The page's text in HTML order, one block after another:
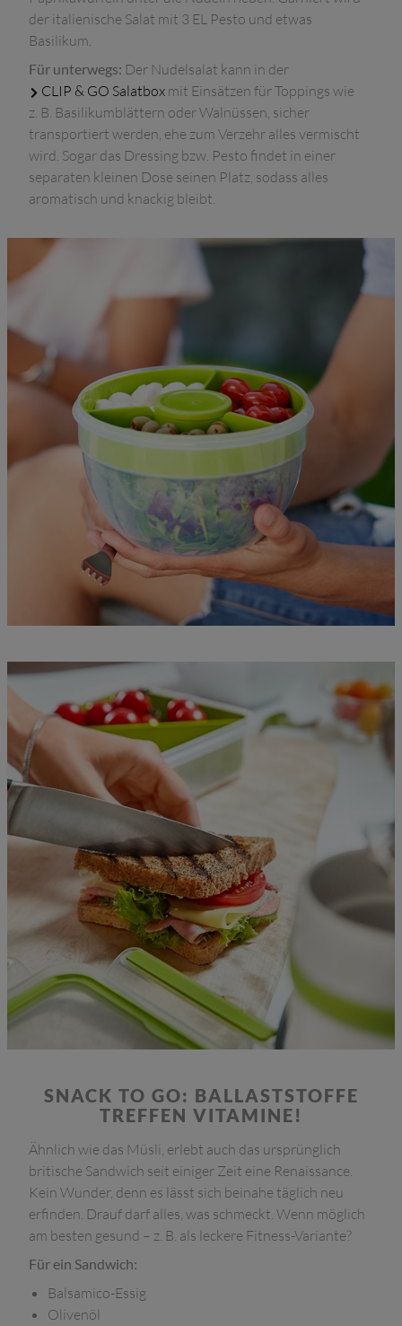
der italienische Salat mit 3 EL Pesto und etwas
Basilikum.
Für unterwegs: Der Nudelsalat kann in der
CLIP & GO Salatbox mit Einsätzen für Toppings wie
z. B. Basilikumblättern oder Walnüssen, sicher
transportiert werden, ehe zum Verzehr alles vermischt
wird. Sogar das Dressing bzw. Pesto findet in einer
separaten kleinen Dose seinen Platz, sodass alles
aromatisch und knackig bleibt.
SNACK TO GO: BALLASTSTOFFE
TREFFEN VITAMINE!
Ähnlich wie das Müsli, erlebt auch das ursprünglich
britische Sandwich seit einiger Zeit eine Renaissance.
Kein Wunder, denn es lässt sich beinahe täglich neu
erfinden. Drauf darf alles, was schmeckt. Wenn möglich
am besten gesund – z. B. als leckere Fitness-Variante?
Für ein Sandwich:
Balsamico-Essig
Olivenöl